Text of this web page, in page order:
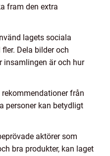
fram den extra
lagets sociala
Dela bilder och
insamlingen är och hur
från
personer kan betydligt
aktörer som
bra produkter, kan laget